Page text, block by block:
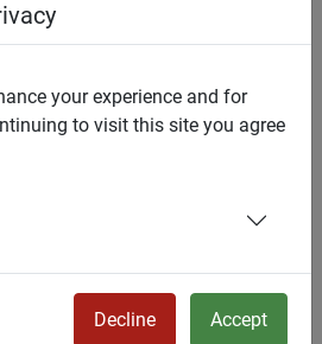
;
;
;
320€+20,40€ 520€+20,40€
your experience and for
to visit this site you agree
Decline Accept